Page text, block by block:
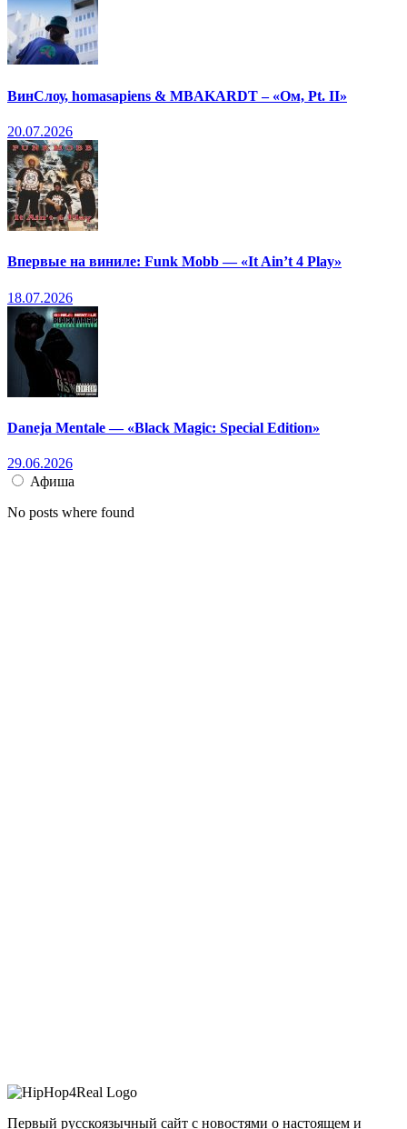
ВинСлоу, homasapiens & MBAKARDT – «Ом, Pt. II»
20.07.2026
Впервые на виниле: Funk Mobb — «It Ain’t 4 Play»
18.07.2026
Daneja Mentale — «Black Magic: Special Edition»
29.06.2026
Афиша
No posts where found
Первый русскоязычный сайт с новостями о настоящем и